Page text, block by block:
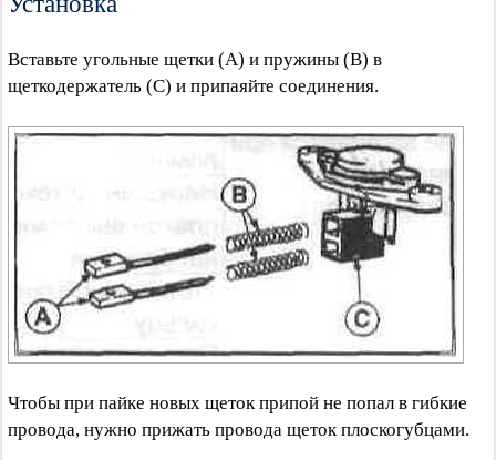
Вставьте угольные щетки (А) и пружины (В) в
щеткодержатель (С) и припаяйте соединения.
Чтобы при пайке новых щеток припой не попал в гибкие
провода, нужно прижать провода щеток плоскогубцами.